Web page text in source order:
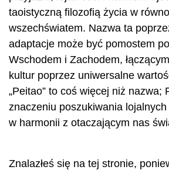
taoistyczną filozofią życia w
wszechświatem. Nazwa ta
adaptacje może być pomostem
Wschodem i Zachodem,
kultur poprzez uniwersalne
„Peitao” to coś więcej niż nazwa;
znaczeniu poszukiwania lojalnych
w harmonii z otaczającym nas
Znalazłeś się na tej stronie,